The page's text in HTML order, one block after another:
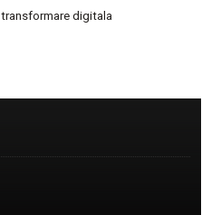
transformare digitala